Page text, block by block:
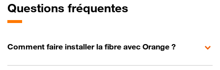
Questions fréquentes
Comment faire installer la fibre avec Orange ?